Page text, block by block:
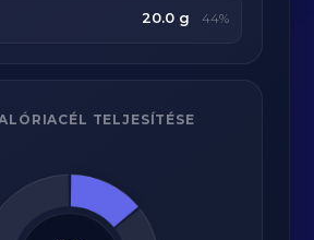
20.0 g 44%
TELJESÍTÉSE